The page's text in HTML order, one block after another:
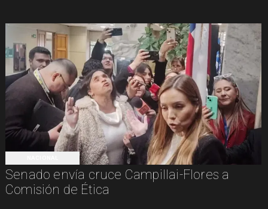
Senado envía cruce Campillai-Flores a
Comisión de Ética